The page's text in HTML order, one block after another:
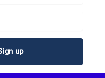
up